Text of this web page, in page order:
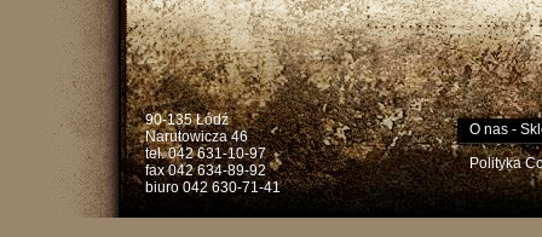
90-135 Łódź
Narutowicza 46
tel. 042 631-10-97
fax 042 634-89-92
biuro 042 630-71-41
O nas-
Polityka